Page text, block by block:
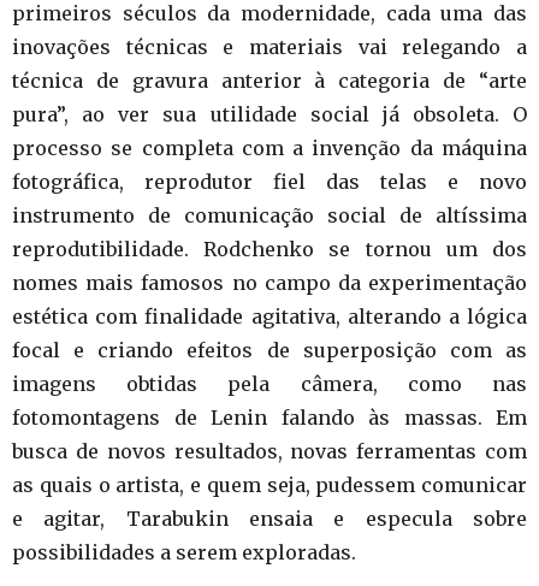
primeiros séculos da modernidade, cada uma das
inovações técnicas e materiais vai relegando a
técnica de gravura anterior à categoria de “arte
pura”, ao ver sua utilidade social já obsoleta. O
processo se completa com a invenção da máquina
fotográfica, reprodutor fiel das telas e novo
instrumento de comunicação social de altíssima
reprodutibilidade. Rodchenko se tornou um dos
nomes mais famosos no campo da experimentação
estética com finalidade agitativa, alterando a lógica
focal e criando efeitos de superposição com as
imagens obtidas pela câmera, como nas
fotomontagens de Lenin falando às massas. Em
busca de novos resultados, novas ferramentas com
as quais o artista, e quem seja, pudessem comunicar
e agitar, Tarabukin ensaia e especula sobre
possibilidades a serem exploradas.